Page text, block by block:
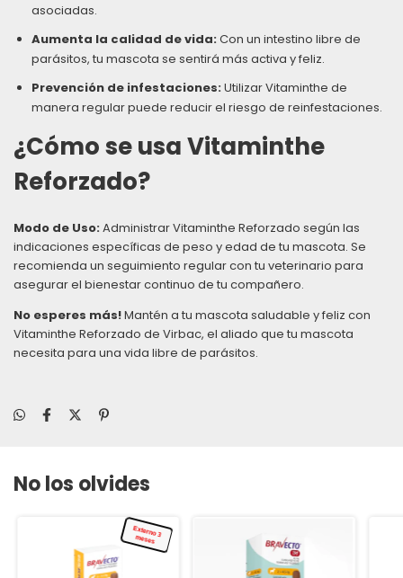
asociadas.
Aumenta la calidad de vida:Con un intestino libre de
parásitos, tu mascota se sentirá más activa y feliz.
Prevención de infestaciones:Utilizar Vitaminthe de
manera regular puede reducir el riesgo de reinfestaciones.
¿Cómo se usa Vitaminthe
Reforzado?
Modo de Uso:Administrar Vitaminthe Reforzado según las
indicaciones específicas de peso y edad de tu mascota. Se
recomienda un seguimiento regular con tu veterinario para
asegurar el bienestar continuo de tu compañero.
No esperes más!Mantén a tu mascota saludable y feliz con
Vitaminthe Reforzado de Virbac, el aliado que tu mascota
necesita para una vida libre de parásitos.
No los olvides
Externo 3
meses